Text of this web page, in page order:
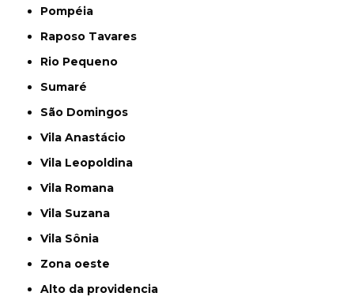
Pompéia
Raposo Tavares
Rio Pequeno
Sumaré
São Domingos
Vila Anastácio
Vila Leopoldina
Vila Romana
Vila Suzana
Vila Sônia
Zona oeste
alto da providencia